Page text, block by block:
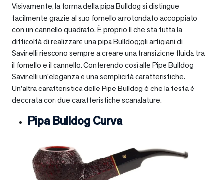
Visivamente, la forma della pipa Bulldog si distingue
facilmente grazie al suo fornello arrotondato accoppiato
con un cannello quadrato. È proprio lì che sta tutta la
difficoltà di realizzare una pipa Bulldog;gli artigiani di
Savinelli riescono sempre a creare una transizione fluida tra
il fornello e il cannello. Conferendo così alle Pipe Bulldog
Savinelli un’eleganza e una semplicità caratteristiche.
Un’altra caratteristica delle Pipe Bulldog è che la testa è
decorata con due caratteristiche scanalature.
Pipa Bulldog Curva